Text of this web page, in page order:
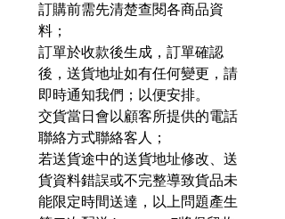
訂購前需先清楚查閱各商品資
料；
訂單於收款後生成，訂單確認
後，送貨地址如有任何變更，請
即時通知我們；以便安排。
交貨當日會以顧客所提供的電話
聯絡方式聯絡客人；
若送貨途中的送貨地址修改、送
貨資料錯誤或不完整導致貨品未
能限定時間送達，以上問題產生